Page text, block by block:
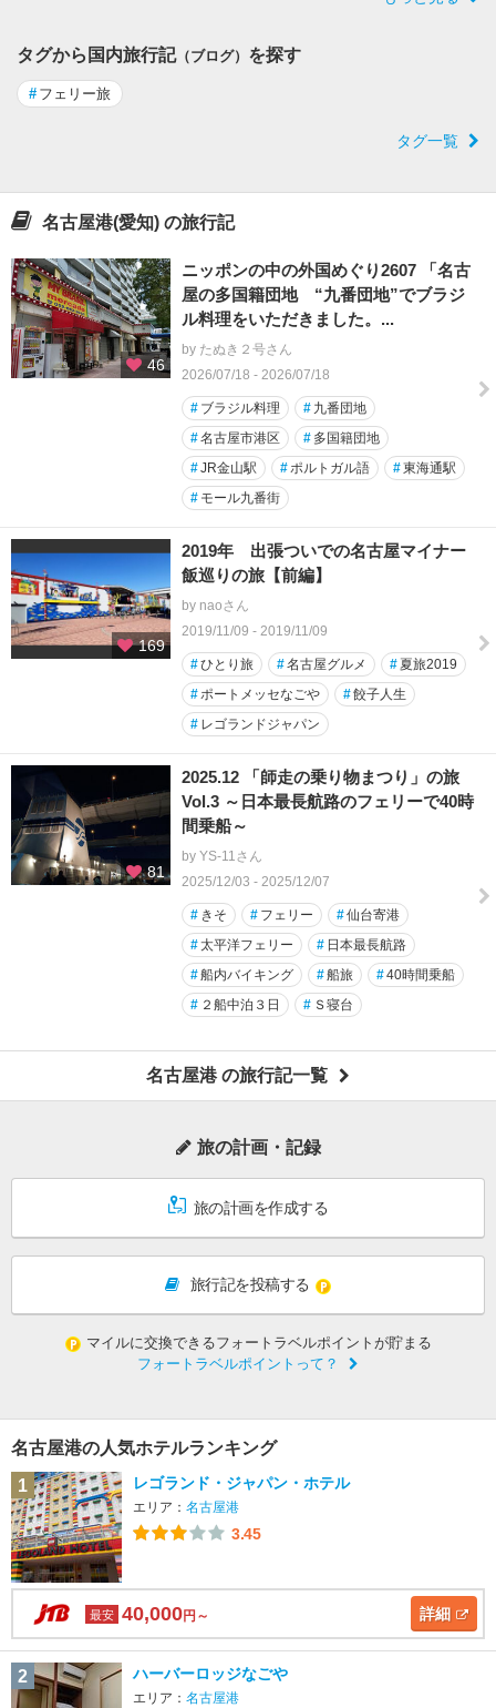
タグから国内旅行記（ブログ） を探す
# フェリー旅
タグ一覧
名古屋港(愛知) の旅行記
46
ニッポンの中の外国めぐり2607 「名古
屋の多国籍団地 “九番団地”でブラジ
ル料理をいただきました。...
by たぬき２号さん
2026/07/18 - 2026/07/18
# ブラジル料理 # 九番団地
#名古屋市港区 # 多国籍団地
#JR金山駅 #ポルトガル語 #東海通駅
# モール九番街
169
2019年 出張ついでの名古屋マイナー
飯巡りの旅【前編】
by naoさん
2019/11/09 - 2019/11/09
#ひとり旅 #名古屋グルメ #夏旅2019
#ポートメッセなごや #餃子人生
# レゴランドジャパン
81
2025.12 「師走の乗り物まつり」の旅
Vol.3 ～日本最長航路のフェリーで40時
間乗船～
by YS-11さん
2025/12/03 - 2025/12/07
# きそ # フェリー #仙台寄港
#太平洋フェリー # 日本最長航路
#船内バイキング #船旅 #40時間乗船
# ２船中泊３日 # Ｓ寝台
名古屋港 の旅行記一覧
旅の計画・記録
旅の計画を作成する
旅行記を投稿する
マイルに交換できるフォートラベルポイントが貯まる
フォートラベルポイントって？
名古屋港の人気ホテルランキング
1
レゴランド・ジャパン・ホテル
エリア： 名古屋港
3.45
最安 40,000円～ 詳細
2 ハーバーロッジなごや
エリア： 名古屋港